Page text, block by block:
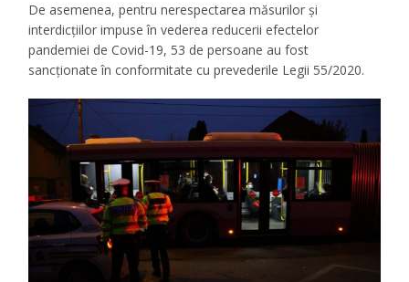
De asemenea, pentru nerespectarea măsurilor și
interdicțiilor impuse în vederea reducerii efectelor
pandemiei de Covid-19, 53 de persoane au fost
sancționate în conformitate cu prevederile Legii 55/2020.